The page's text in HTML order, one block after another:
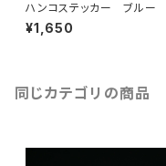
ハンコステッカー ブルー
¥1,650
同じカテゴリの商品